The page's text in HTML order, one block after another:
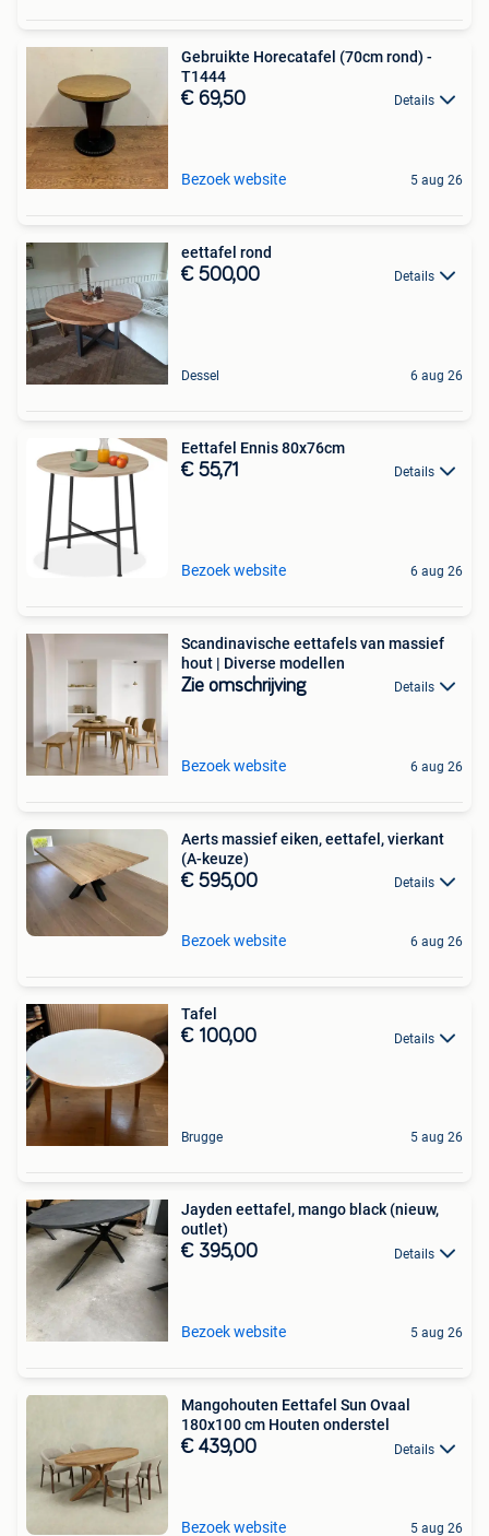
Gebruikte Horecatafel (70cm rond) -
T1444
€ 69,50 Details
Bezoek website 5 aug 26
eettafel rond
€ 500,00 Details
Dessel 6 aug 26
Eettafel Ennis 80x76cm
€ 55,71 Details
Bezoek website 6 aug 26
Scandinavische eettafels van massief
hout | Diverse modellen
Zie omschrijving Details
Bezoek website 6 aug 26
Aerts massief eiken, eettafel, vierkant
(A-keuze)
€ 595,00 Details
Bezoek website 6 aug 26
Tafel
€ 100,00 Details
Brugge 5 aug 26
Jayden eettafel, mango black (nieuw,
outlet)
€ 395,00 Details
Bezoek website 5 aug 26
Mangohouten Eettafel Sun Ovaal
180x100 cm Houten onderstel
€ 439,00 Details
Bezoek website 5 aug 26